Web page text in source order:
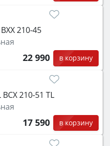
210-45
22 990 в корзину
BCX 210-51 TL
17 590 в корзину